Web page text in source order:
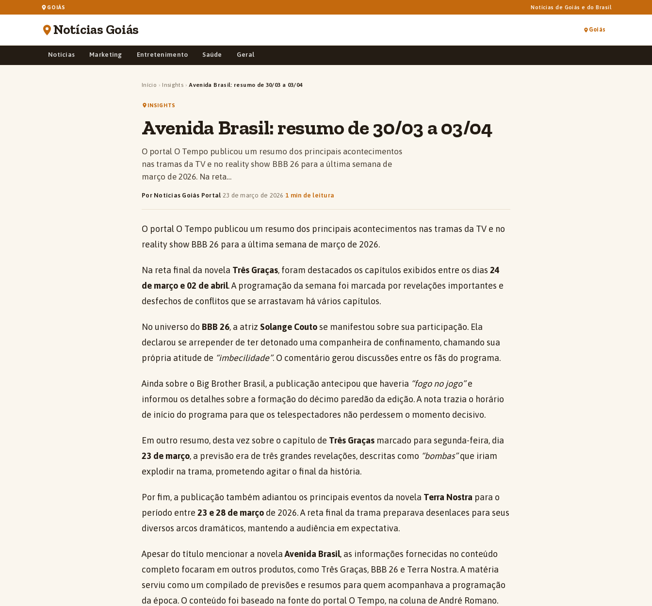
GOIÁS Notícias de Goiás e do Brasil
Notícias Goiás Goiás
Notícias Marketing Entretenimento Saúde Geral
Início › Insights › Avenida Brasil: resumo de 30/03 a 03/04
INSIGHTS
Avenida Brasil: resumo de 30/03 a 03/04
O portal O Tempo publicou um resumo dos principais acontecimentos
nas tramas da TV e no reality show BBB 26 para a última semana de
março de 2026. Na reta…
Por Notícias Goiás Portal·23 de março de 2026 ·1 min de leitura
O portal O Tempo publicou um resumo dos principais acontecimentos nas tramas da TV e no
reality show BBB 26 para a última semana de março de 2026.
Na reta final da novela Três Graças, foram destacados os capítulos exibidos entre os dias 24
de março e 02 de abril. A programação da semana foi marcada por revelações importantes e
desfechos de conflitos que se arrastavam há vários capítulos.
No universo do BBB 26, a atriz Solange Couto se manifestou sobre sua participação. Ela
declarou se arrepender de ter detonado uma companheira de confinamento, chamando sua
própria atitude de “imbecilidade”. O comentário gerou discussões entre os fãs do programa.
Ainda sobre o Big Brother Brasil, a publicação antecipou que haveria “fogo no jogo”e
informou os detalhes sobre a formação do décimo paredão da edição. A nota trazia o horário
de início do programa para que os telespectadores não perdessem o momento decisivo.
Em outro resumo, desta vez sobre o capítulo de Três Graças marcado para segunda-feira, dia
23 de março, a previsão era de três grandes revelações, descritas como “bombas”que iriam
explodir na trama, prometendo agitar o final da história.
Por fim, a publicação também adiantou os principais eventos da novela Terra Nostra para o
período entre 23 e 28 de março de 2026. A reta final da trama preparava desenlaces para seus
diversos arcos dramáticos, mantendo a audiência em expectativa.
Apesar do título mencionar a novelaAvenida Brasil, as informações fornecidas no conteúdo
completo focaram em outros produtos, como Três Graças, BBB 26 e Terra Nostra. A matéria
serviu como um compilado de previsões e resumos para quem acompanhava a programação
da época. O conteúdo foi baseado na fonte do portal O Tempo, na coluna de André Romano.